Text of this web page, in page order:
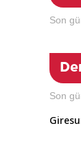
Son
Son